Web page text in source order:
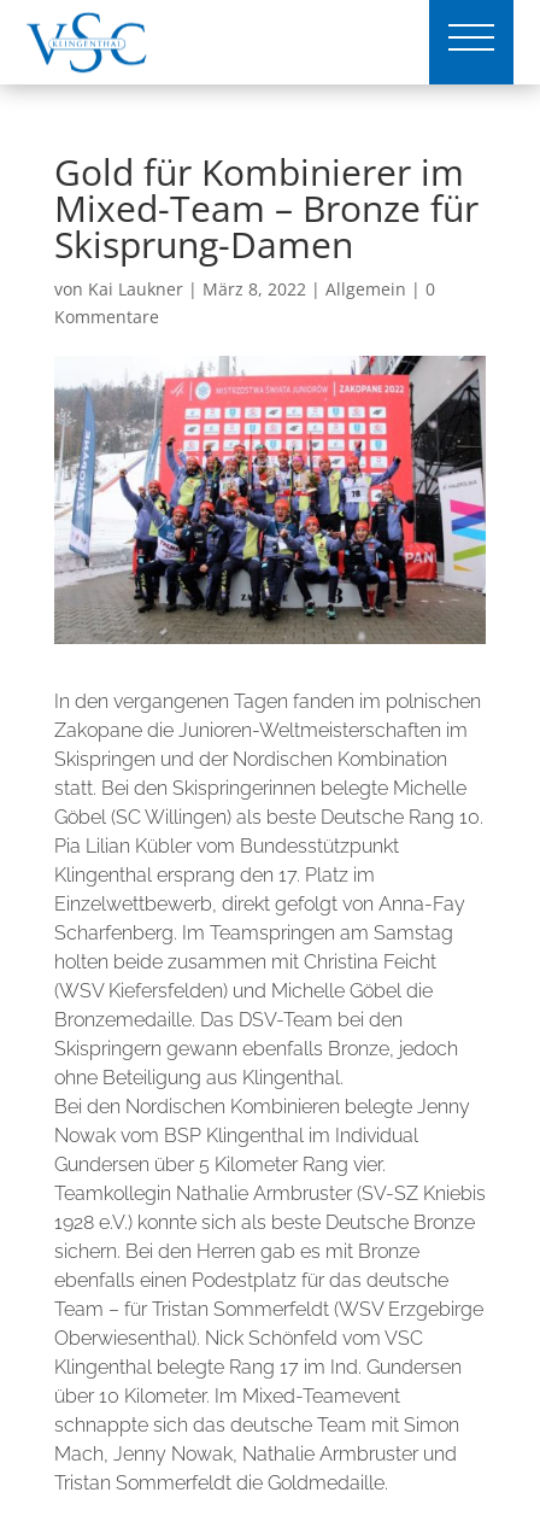
Gold für Kombinierer im
Mixed-Team – Bronze für
Skisprung-Damen
von Kai Laukner| März 8, 2022| Allgemein | 0
Kommentare
In den vergangenen Tagen fanden im polnischen
Zakopane die Junioren-Weltmeisterschaften im
Skispringen und der Nordischen Kombination
statt. Bei den Skispringerinnen belegte Michelle
Göbel (SC Willingen) als beste Deutsche Rang 10.
Pia Lilian Kübler vom Bundesstützpunkt
Klingenthal ersprang den 17. Platz im
Einzelwettbewerb, direkt gefolgt von Anna-Fay
Scharfenberg. Im Teamspringen am Samstag
holten beide zusammen mit Christina Feicht
(WSV Kiefersfelden) und Michelle Göbel die
Bronzemedaille. Das DSV-Team bei den
Skispringern gewann ebenfalls Bronze, jedoch
ohne Beteiligung aus Klingenthal.
Bei den Nordischen Kombinieren belegte Jenny
Nowak vom BSP Klingenthal im Individual
Gundersen über 5 Kilometer Rang vier.
Teamkollegin Nathalie Armbruster (SV-SZ Kniebis
1928 e.V.) konnte sich als beste Deutsche Bronze
sichern. Bei den Herren gab es mit Bronze
ebenfalls einen Podestplatz für das deutsche
Team – für Tristan Sommerfeldt (WSV Erzgebirge
Oberwiesenthal). Nick Schönfeld vom VSC
Klingenthal belegte Rang 17 im Ind. Gundersen
über 10 Kilometer. Im Mixed-Teamevent
schnappte sich das deutsche Team mit Simon
Mach, Jenny Nowak, Nathalie Armbruster und
Tristan Sommerfeldt die Goldmedaille.